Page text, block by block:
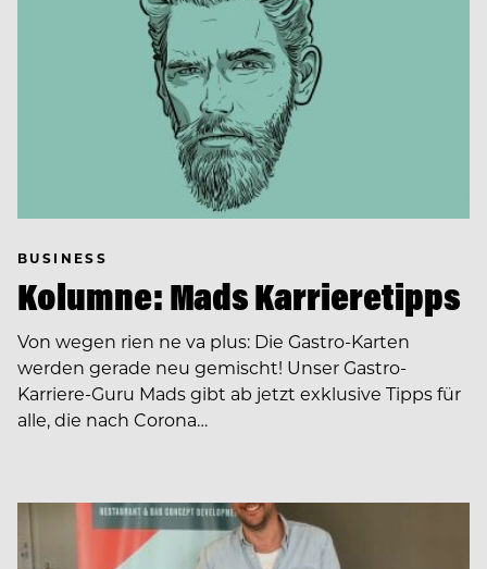
BUSINESS
Kolumne: Mads Karrieretipps
Von wegen rien ne va plus: Die Gastro-Karten
werden gerade neu gemischt! Unser Gastro-
Karriere-Guru Mads gibt ab jetzt exklusive Tipps für
alle, die nach Corona…